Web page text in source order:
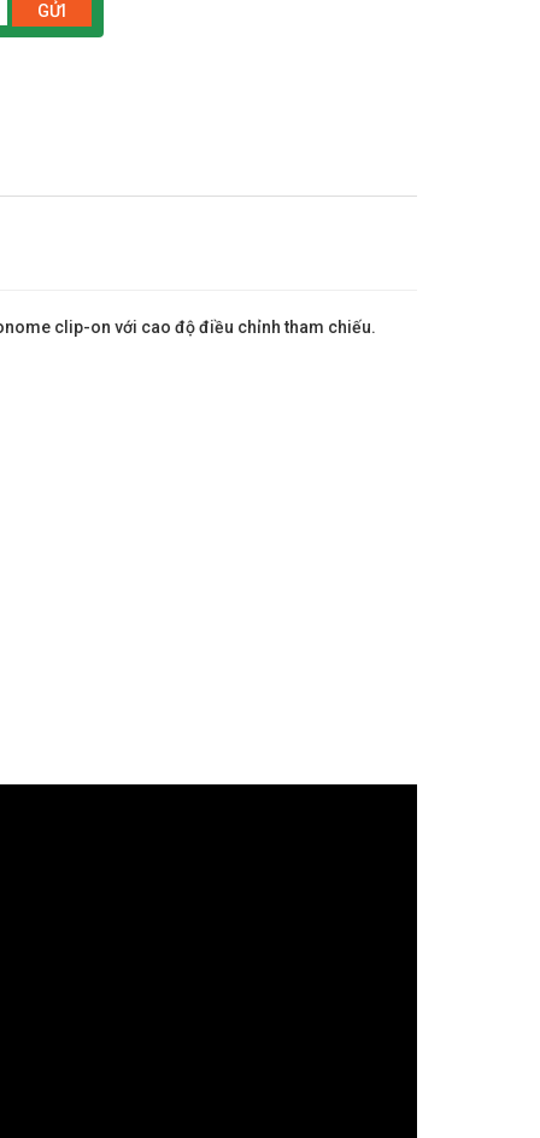
GỬI
clip-on với cao độ điều chỉnh tham chiếu.